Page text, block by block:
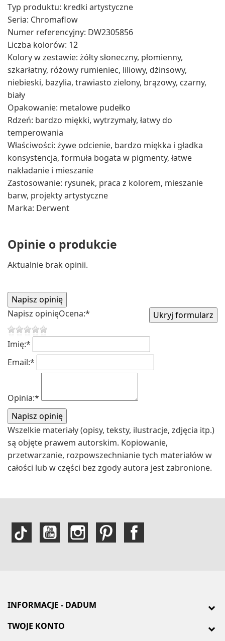
Typ produktu: kredki artystyczne
Seria: Chromaflow
Numer referencyjny: DW2305856
Liczba kolorów: 12
Kolory w zestawie: żółty słoneczny, płomienny,
szkarłatny, różowy rumieniec, liliowy, dżinsowy,
niebieski, bazylia, trawiasto zielony, brązowy, czarny,
biały
Opakowanie: metalowe pudełko
Rdzeń: bardzo miękki, wytrzymały, łatwy do
temperowania
Właściwości: żywe odcienie, bardzo miękka i gładka
konsystencja, formuła bogata w pigmenty, łatwe
nakładanie i mieszanie
Zastosowanie: rysunek, praca z kolorem, mieszanie
barw, projekty artystyczne
Marka: Derwent
Opinie o produkcie
Aktualnie brak opinii.
Napisz opinięOcena:*
Imię:*
Email:*
Opinia:*
Wszelkie materiały (opisy, teksty, ilustracje, zdjęcia itp.)
są objęte prawem autorskim. Kopiowanie,
przetwarzanie, rozpowszechnianie tych materiałów w
całości lub w części bez zgody autora jest zabronione.
INFORMACJE - DADUM
TWOJE KONTO